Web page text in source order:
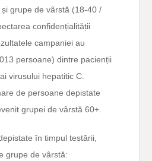
grupe de vârstă (18-40 /
confidențialității
campaniei au
persoane) dintre pacienții
virusului hepatitic C.
de persoane depistate
grupei de vârstă 60+.
în timpul testării,
grupe de vârstă: